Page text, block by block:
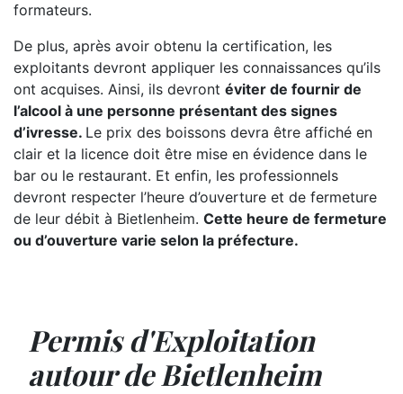
formateurs.
De plus, après avoir obtenu la certification, les
exploitants devront appliquer les connaissances qu’ils
ont acquises. Ainsi, ils devront éviter de fournir de
l’alcool à une personne présentant des signes
d’ivresse. Le prix des boissons devra être affiché en
clair et la licence doit être mise en évidence dans le
bar ou le restaurant. Et enfin, les professionnels
devront respecter l’heure d’ouverture et de fermeture
de leur débit à Bietlenheim. Cette heure de fermeture
ou d’ouverture varie selon la préfecture.
Permis d'Exploitation
autour de Bietlenheim